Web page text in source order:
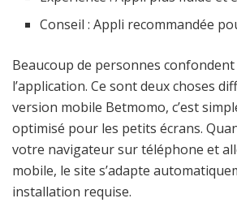
Conseil : Appli recommandée
Beaucoup de personnes
l’application. Ce sont deux choses
version mobile Betmomo, c’est
optimisé pour les petits écrans.
votre navigateur sur téléphone et
mobile, le site s’adapte
installation requise.